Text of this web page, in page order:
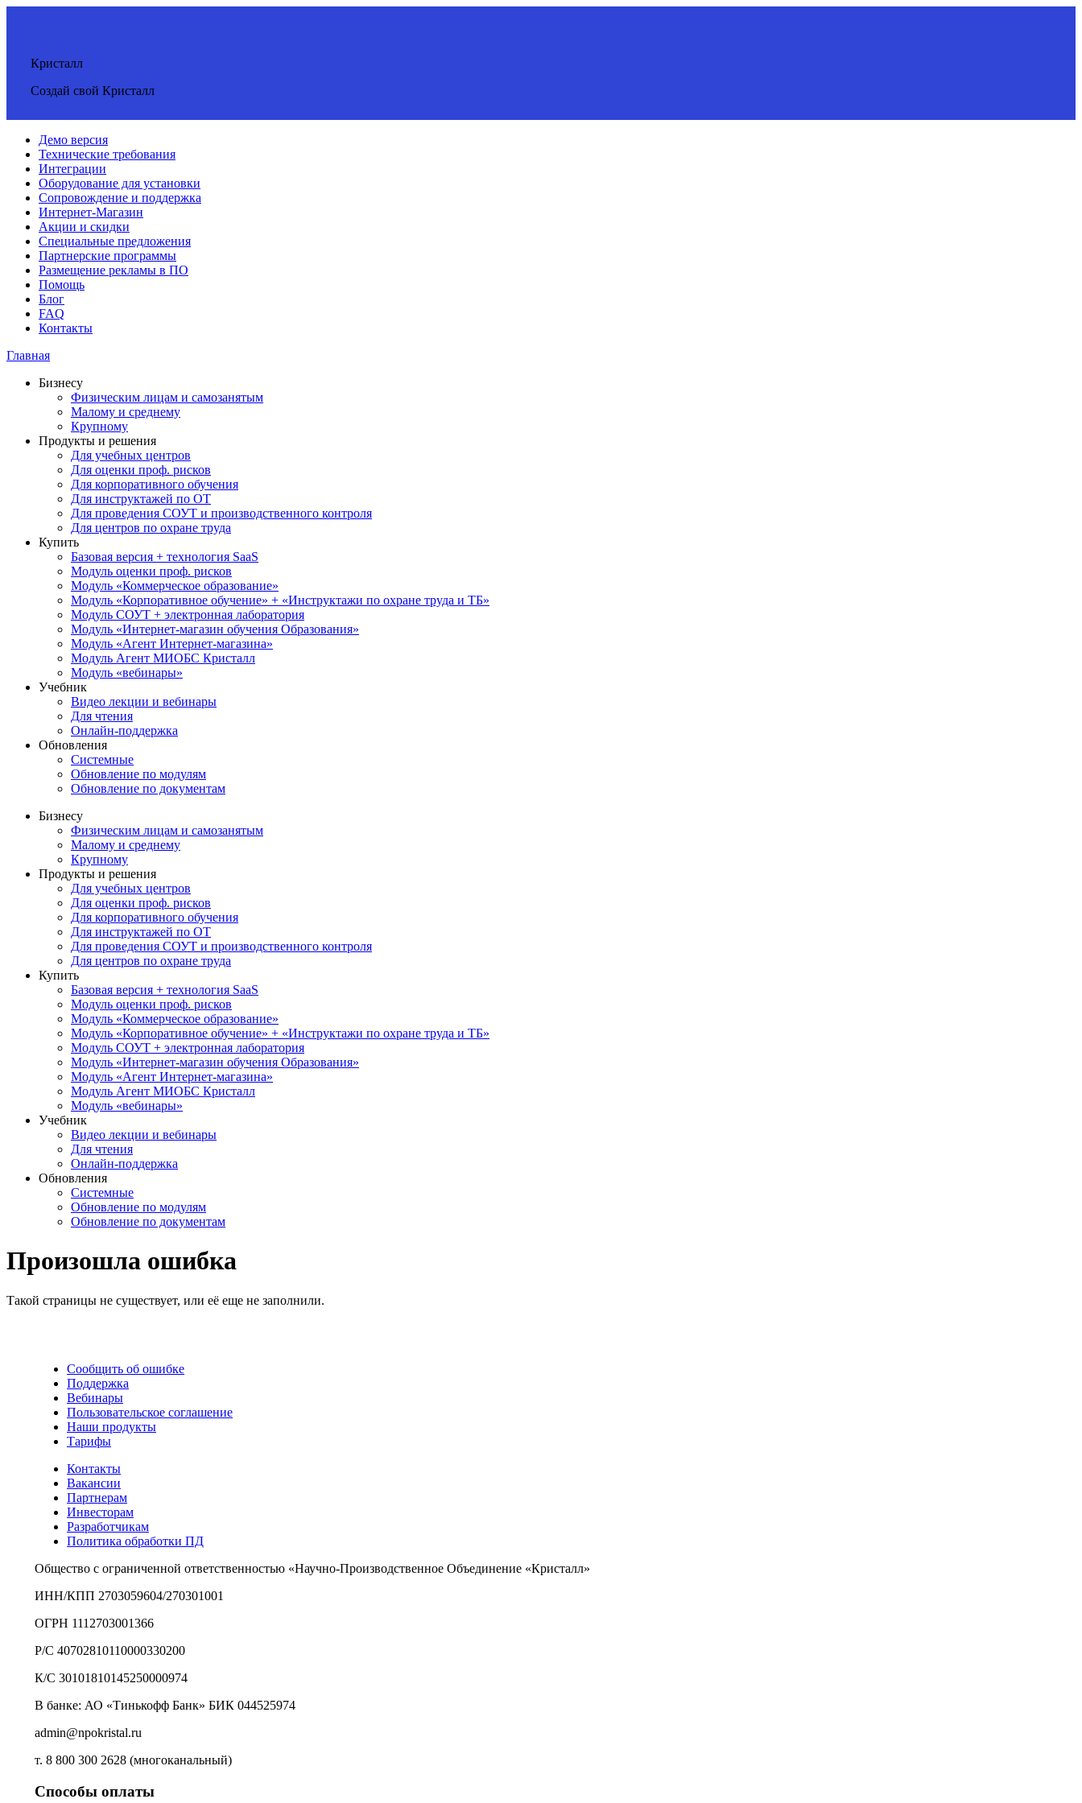
Кристалл
Создай свой Кристалл
Демо версия
Технические требования
Интеграции
Оборудование для установки
Сопровождение и поддержка
Интернет-Магазин
Акции и скидки
Специальные предложения
Партнерские программы
Размещение рекламы в ПО
Помощь
Блог
FAQ
Контакты
Главная
Бизнесу
Физическим лицам и самозанятым
Малому и среднему
Крупному
Продукты и решения
Для учебных центров
Для оценки проф. рисков
Для корпоративного обучения
Для инструктажей по ОТ
Для проведения СОУТ и производственного контроля
Для центров по охране труда
Купить
Базовая версия + технология SaaS
Модуль оценки проф. рисков
Модуль «Коммерческое образование»
Модуль «Корпоративное обучение» + «Инструктажи по охране труда и ТБ»
Модуль СОУТ + электронная лаборатория
Модуль «Интернет-магазин обучения Образования»
Модуль «Агент Интернет-магазина»
Модуль Агент МИОБС Кристалл
Модуль «вебинары»
Учебник
Видео лекции и вебинары
Для чтения
Онлайн-поддержка
Обновления
Системные
Обновление по модулям
Обновление по документам
Бизнесу
Физическим лицам и самозанятым
Малому и среднему
Крупному
Продукты и решения
Для учебных центров
Для оценки проф. рисков
Для корпоративного обучения
Для инструктажей по ОТ
Для проведения СОУТ и производственного контроля
Для центров по охране труда
Купить
Базовая версия + технология SaaS
Модуль оценки проф. рисков
Модуль «Коммерческое образование»
Модуль «Корпоративное обучение» + «Инструктажи по охране труда и ТБ»
Модуль СОУТ + электронная лаборатория
Модуль «Интернет-магазин обучения Образования»
Модуль «Агент Интернет-магазина»
Модуль Агент МИОБС Кристалл
Модуль «вебинары»
Учебник
Видео лекции и вебинары
Для чтения
Онлайн-поддержка
Обновления
Системные
Обновление по модулям
Обновление по документам
Произошла ошибка
Такой страницы не существует, или её еще не заполнили.
Сообщить об ошибке
Поддержка
Вебинары
Пользовательское соглашение
Наши продукты
Тарифы
Контакты
Вакансии
Партнерам
Инвесторам
Разработчикам
Политика обработки ПД
Общество с ограниченной ответственностью «Научно-Производственное Объединение «Кристалл»
ИНН/КПП 2703059604/270301001
ОГРН 1112703001366
Р/С 40702810110000330200
К/С 30101810145250000974
В банке: АО «Тинькофф Банк» БИК 044525974
admin@npokristal.ru
т. 8 800 300 2628 (многоканальный)
Способы оплаты